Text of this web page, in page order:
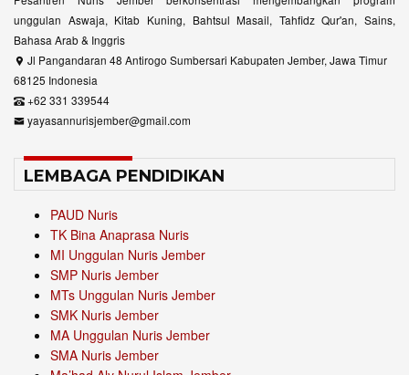
unggulan Aswaja, Kitab Kuning, Bahtsul Masail, Tahfidz Qur'an, Sains,
Bahasa Arab & Inggris
Jl Pangandaran 48 Antirogo Sumbersari Kabupaten Jember, Jawa Timur
68125 Indonesia
+62 331 339544
yayasannurisjember@gmail.com
LEMBAGA PENDIDIKAN
PAUD Nuris
TK Bina Anaprasa Nuris
MI Unggulan Nuris Jember
SMP Nuris Jember
MTs Unggulan Nuris Jember
SMK Nuris Jember
MA Unggulan Nuris Jember
SMA Nuris Jember